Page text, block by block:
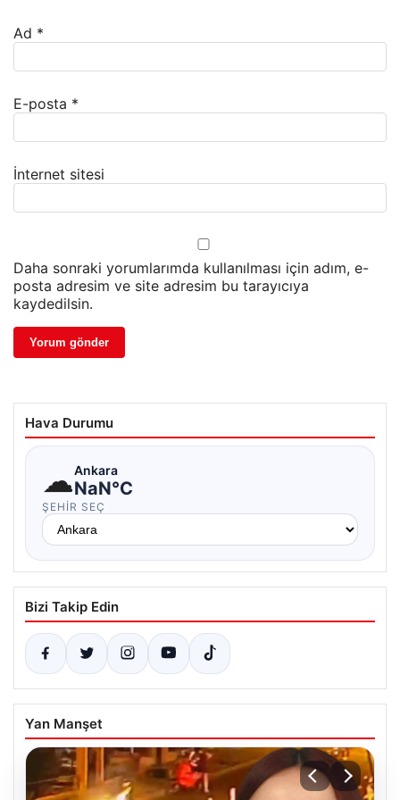
Ad *
E-posta *
İnternet sitesi
Daha sonraki yorumlarımda kullanılması için adım, e-
posta adresim ve site adresim bu tarayıcıya
kaydedilsin.
Hava Durumu
☁Ankara
NaN°C
ŞEHIR SEÇ
Bizi Takip Edin
Yan Manşet